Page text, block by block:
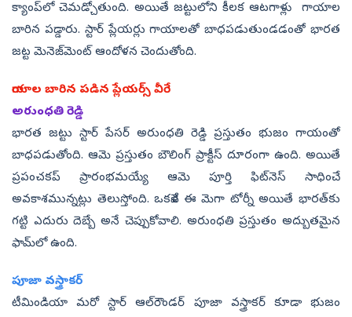
క్యాంప్‌లో చెమ‌డ్చోతుంది. అయితే జ‌ట్టులోని కీల‌క ఆట‌గాళ్లు గాయాల
బారిన ప‌డ్డారు. స్టార్ ప్లేయ‌ర్లు గాయాల‌తో బాధ‌ప‌డుతుండ‌డంతో భార‌త
జ‌ట్ట మెనెజ్‌మెంట్ ఆందోళ‌న చెందుతోంది.
గాయాల బారిన ప‌డిన ప్లేయ‌ర్స్ వీరే
అరుంధతి రెడ్డి
భార‌త జ‌ట్టు స్టార్ పేస‌ర్ అరుంధతి రెడ్డి ప్ర‌స్తుతం భుజం గాయంతో
బాధపడుతోంది. ఆమె ప్ర‌స్తుతం బౌలింగ్ ప్రాక్టీస్ దూరంగా ఉంది. అయితే
ప్రపంచకప్ ప్రారంభమయ్యే ఆమె పూర్తి ఫిట్‌నెస్ సాధించే
అవ‌కాశ‌మున్న‌ట్లు తెలుస్తోంది. ఒక‌వేళ ఈ మెగా టోర్నీ అయితే భార‌త్‌కు
గ‌ట్టి ఎదురు దెబ్బే అనే చెప్పుకోవాలి. అరుంధ‌తి ప్ర‌స్తుతం అద్బుత‌మైన
ఫామ్‌లో ఉంది.
పూజా వస్త్రాకర్
టీమిండియా మ‌రో స్టార్ ఆల్‌రౌండ‌ర్ పూజా వస్త్రాకర్ కూడా భుజం